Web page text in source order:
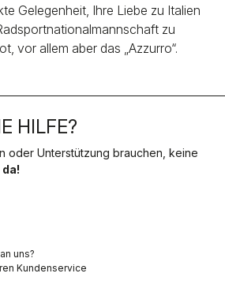
Gelegenheit, Ihre Liebe zu Italien
zu
vor allem aber das „Azzurro“.
HILFE?
oder Unterstützung brauchen, keine
uns?
Kundenservice